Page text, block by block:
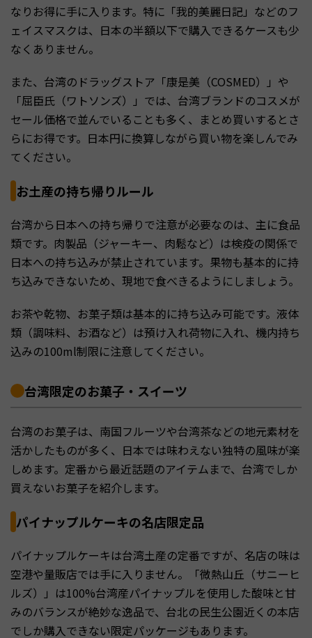
なりお得に手に入ります。特に「我的美麗日記」などのフ
ェイスマスクは、日本の半額以下で購入できるケースも少
なくありません。
また、台湾のドラッグストア「康是美（COSMED）」や
「屈臣氏（ワトソンズ）」では、台湾ブランドのコスメが
セール価格で並んでいることも多く、まとめ買いするとさ
らにお得です。日本円に換算しながら買い物を楽しんでみ
てください。
お土産の持ち帰りルール
台湾から日本への持ち帰りで注意が必要なのは、主に食品
類です。肉製品（ジャーキー、肉鬆など）は検疫の関係で
日本への持ち込みが禁止されています。果物も基本的に持
ち込みできないため、現地で食べきるようにしましょう。
お茶や乾物、お菓子類は基本的に持ち込み可能です。液体
類（調味料、お酒など）は預け入れ荷物に入れ、機内持ち
込みの100ml制限に注意してください。
台湾限定のお菓子・スイーツ
台湾のお菓子は、南国フルーツや台湾茶などの地元素材を
活かしたものが多く、日本では味わえない独特の風味が楽
しめます。定番から最近話題のアイテムまで、台湾でしか
買えないお菓子を紹介します。
パイナップルケーキの名店限定品
パイナップルケーキは台湾土産の定番ですが、名店の味は
空港や量販店では手に入りません。「微熱山丘（サニーヒ
ルズ）」は100%台湾産パイナップルを使用した酸味と甘
みのバランスが絶妙な逸品で、台北の民生公園近くの本店
でしか購入できない限定パッケージもあります。